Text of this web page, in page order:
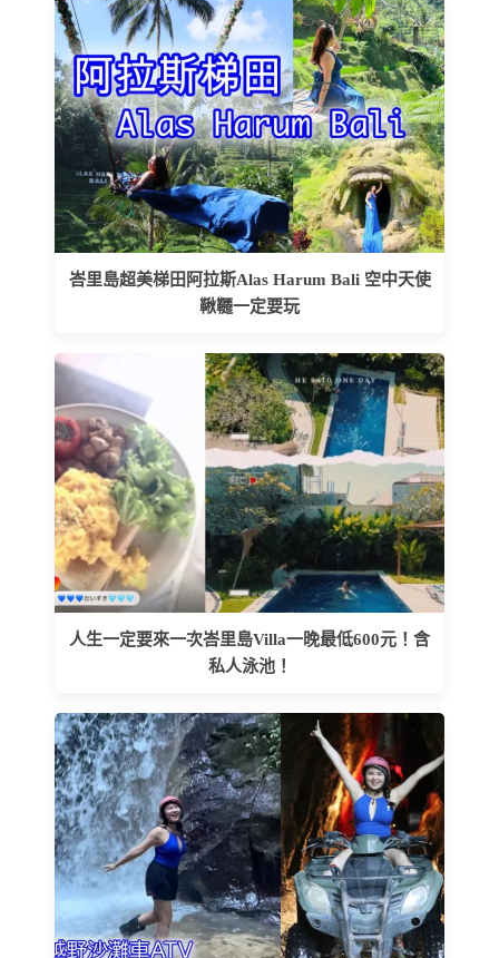
峇里島超美梯田阿拉斯Alas Harum Bali 空中天使
鞦韆一定要玩
人生一定要來一次峇里島Villa一晚最低600元！含
私人泳池！